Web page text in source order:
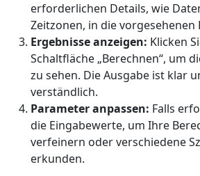
erforderlichen Details, wie
Zeitzonen, in die vorgesehenen
Ergebnisse anzeigen: Klicken
Schaltfläche „Berechnen“, um
zu sehen. Die Ausgabe ist klar
verständlich.
Parameter anpassen: Falls
die Eingabewerte, um Ihre
verfeinern oder verschiedene
erkunden.